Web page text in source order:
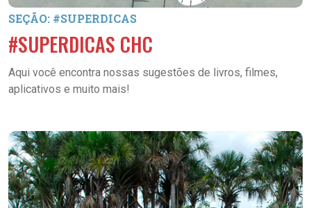
SEÇÃO: #SUPERDICAS
#SUPERDICAS CHC
Aqui você encontra nossas sugestões de livros, filmes,
aplicativos e muito mais!